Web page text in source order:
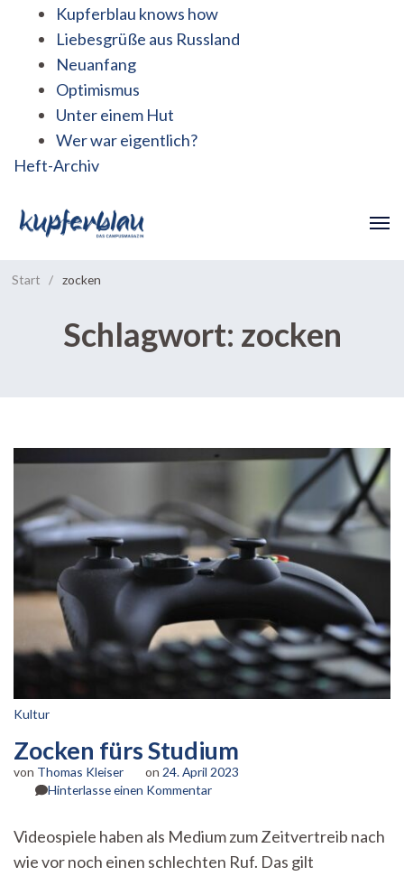
Kupferblau knows how
Liebesgrüße aus Russland
Neuanfang
Optimismus
Unter einem Hut
Wer war eigentlich?
Heft-Archiv
Start / zocken
Schlagwort: zocken
Kultur
Zocken fürs Studium
von Thomas Kleiser on 24. April 2023
Hinterlasse einen Kommentarzu
Studium
Videospiele haben als Medium zum Zeitvertreib nach
wie vor noch einen schlechten Ruf. Das gilt